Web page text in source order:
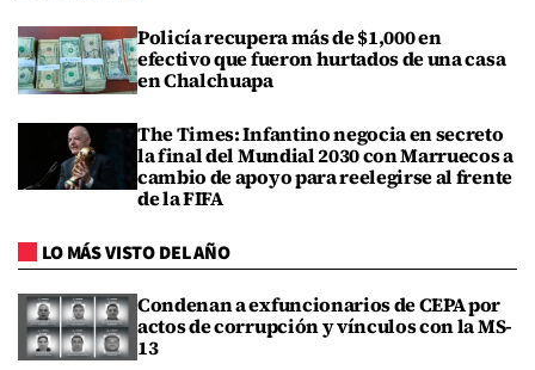
Policía recupera más de $1,000 en
efectivo que fueron hurtados de una casa
en Chalchuapa
The Times: Infantino negocia en secreto
la final del Mundial 2030 con Marruecos a
cambio de apoyo para reelegirse al frente
de la FIFA
LO MÁS VISTO DEL AÑO
Condenan a exfuncionarios de CEPA por
actos de corrupción y vínculos con la MS-
13